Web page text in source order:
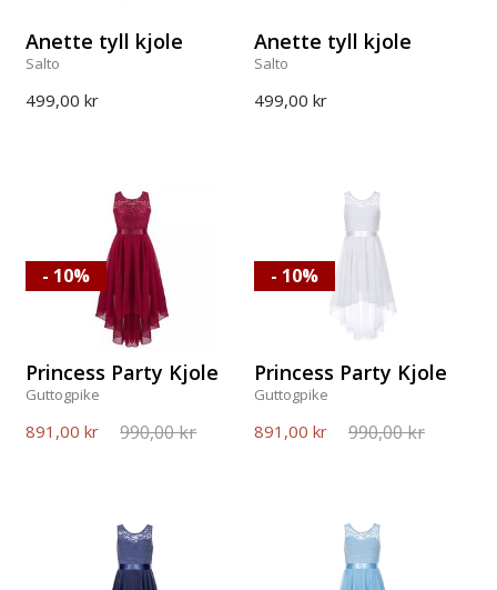
Anette tyll kjole
Salto
499,00 kr
Anette tyll kjole
Salto
499,00 kr
Princess Party Kjole
Guttogpike
891,00 kr 990,00 kr
- 10%
Princess Party Kjole
Guttogpike
891,00 kr 990,00 kr
- 10%